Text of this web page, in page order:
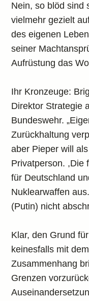
Nein, so blöd sind
vielmehr gezielt
des eigenen
seiner
Aufrüstung das
Ihr Kronzeuge:
Direktor Strategie
Bundeswehr.
Zurückhaltung
aber Pieper will
Privatperson. ,Die
für Deutschland
Nuklearwaffen
(Putin) nicht
Klar, den Grund
keinesfalls mit
Zusammenhang
Grenzen